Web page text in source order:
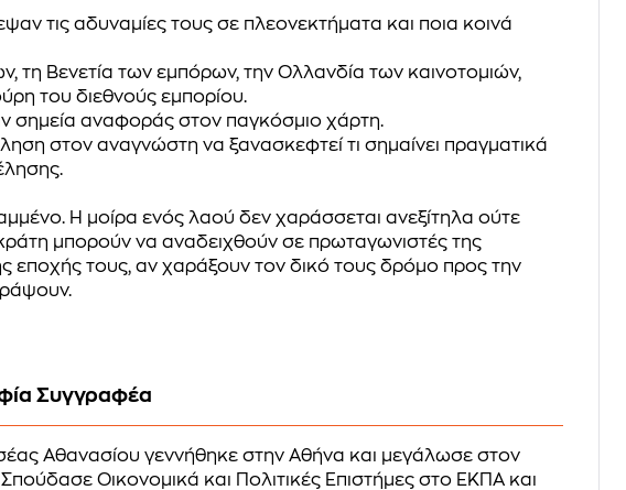
τις αδυναμίες τους σε πλεονεκτήματα και ποια κοινά
τη Βενετία των εμπόρων, την Ολλανδία των καινοτομιών,
του διεθνούς εμπορίου.
σημεία αναφοράς στον παγκόσμιο χάρτη.
στον αναγνώστη να ξανασκεφτεί τι σημαίνει πραγματικά
Η μοίρα ενός λαού δεν χαράσσεται ανεξίτηλα ούτε
μπορούν να αναδειχθούν σε πρωταγωνιστές της
εποχής τους, αν χαράξουν τον δικό τους δρόμο προς την
Συγγραφέα
Αθανασίου γεννήθηκε στην Αθήνα και μεγάλωσε στον
Σπούδασε Οικονομικά και Πολιτικές Επιστήμες στο ΕΚΠΑ και